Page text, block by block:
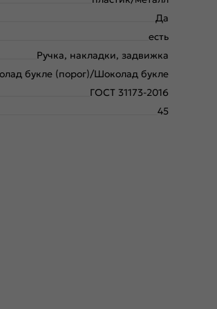
Да
есть
Ручка, накладки, задвижка
букле (порог)/Шоколад букле
ГОСТ 31173-2016
45